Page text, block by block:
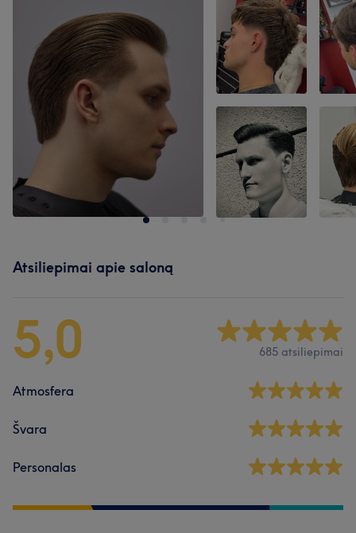
Atsiliepimai apie saloną
5,0 685 atsiliepimai
Atmosfera
Švara
Personalas